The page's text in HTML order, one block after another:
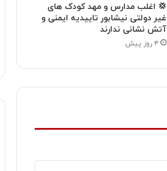
💢 اغلب مدارس و مهد کودک های
غیر دولتی نیشابور تاییدیه ایمنی و
آتش نشانی ندارند
۴ روز پیش